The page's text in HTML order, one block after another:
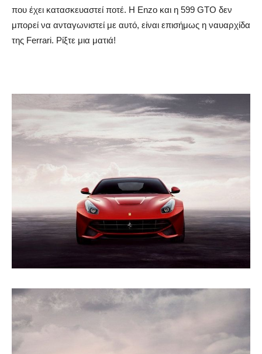
που έχει κατασκευαστεί ποτέ. Η Enzo και η 599 GTO δεν
μπορεί να ανταγωνιστεί με αυτό, είναι επισήμως η ναυαρχίδα
της Ferrari. Ρίξτε μια ματιά!